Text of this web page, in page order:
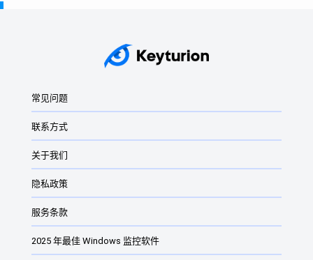
2025 年最佳 Windows 监控软件
Windows 密钥记录器：它们是什么？
适用于 Windows 的最佳监控软件
2024 年适用于 Windows 的最佳监控软件
最佳 Windows 11 和 Windows 10 密钥记录器
Windows 11 免费键盘记录程序
Windows 家长控制软件
常见问题
联系方式
关于我们
隐私政策
服务条款
2025 年最佳 Windows 监控软件